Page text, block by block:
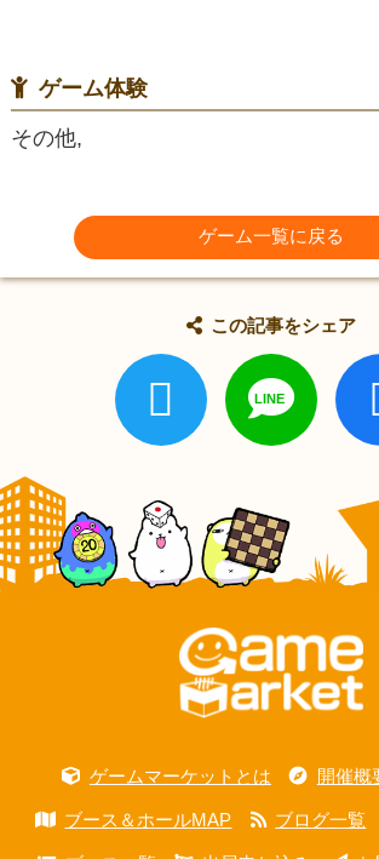
ゲーム体験
その他,
ゲーム一覧に戻る
この記事をシェア
ゲームマーケットとは 開催概
ブース＆ホールMAP ブログ一覧